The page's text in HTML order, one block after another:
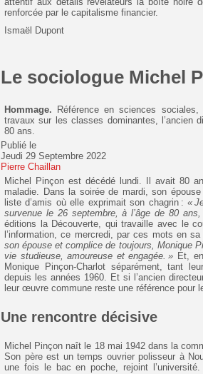
renforcée par le capitalisme financier.
Ismaël Dupont
Le sociologue Michel
Hommage.
Référence en sciences
travaux sur les classes dominantes, l’ancien
80 ans.
Publié le
Jeudi 29 Septembre 2022
Pierre Chaillan
Michel Pinçon est décédé lundi. Il avait 80
maladie. Dans la soirée de mardi, son
liste d’amis où elle exprimait son chagrin :«
survenue le 26 septembre, à l’âge de 80
éditions la Découverte, qui travaille avec le
l’information, ce mercredi, par ces mots en sa
son épouse et complice de toujours, Monique
vie studieuse, amoureuse et engagée. » Et,
Monique Pinçon-Charlot séparément, tant
depuis les années 1960. Et si l’ancien
leur œuvre commune reste une référence pour
Une rencontre décisive
Michel Pinçon naît le 18 mai 1942 dans la
Son père est un temps ouvrier polisseur à
une fois le bac en poche, rejoint